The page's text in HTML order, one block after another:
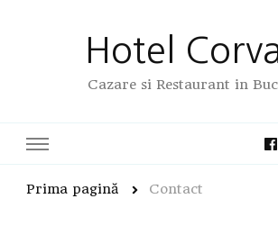
Hotel
Cazare si Restaurant in
Prima pagină Contact